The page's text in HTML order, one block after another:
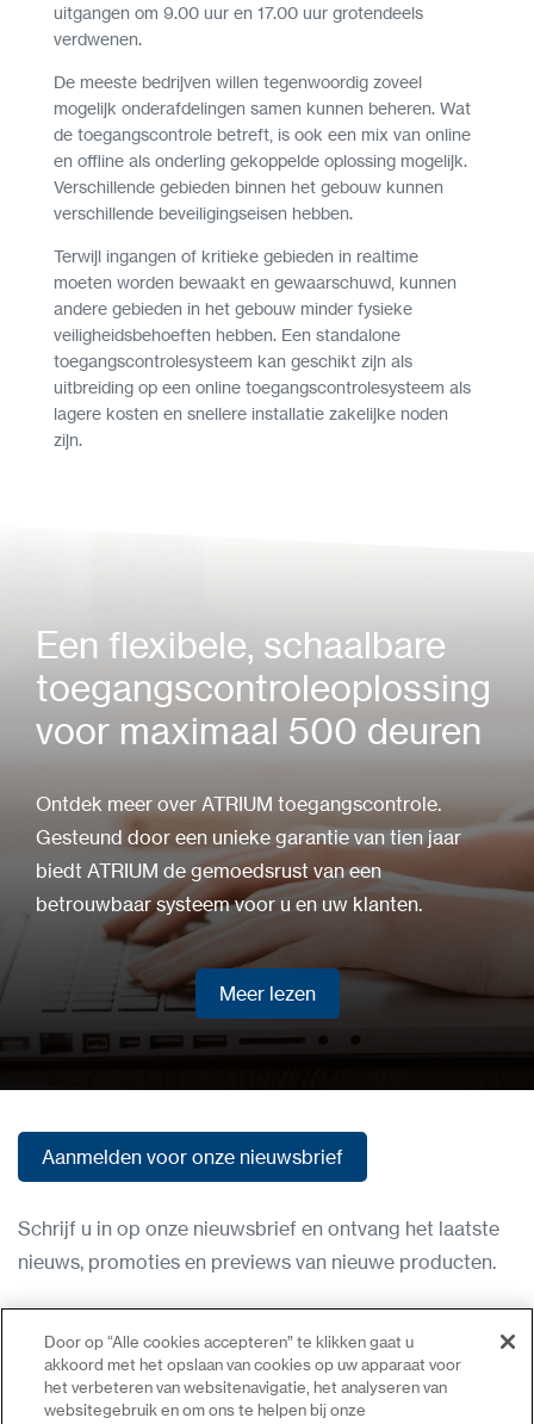
uitgangen om 9.00 uur en 17.00 uur grotendeels
verdwenen.
De meeste bedrijven willen tegenwoordig zoveel
mogelijk onderafdelingen samen kunnen beheren. Wat
de toegangscontrole betreft, is ook een mix van online
en offline als onderling gekoppelde oplossing mogelijk.
Verschillende gebieden binnen het gebouw kunnen
verschillende beveiligingseisen hebben.
Terwijl ingangen of kritieke gebieden in realtime
moeten worden bewaakt en gewaarschuwd, kunnen
andere gebieden in het gebouw minder fysieke
veiligheidsbehoeften hebben. Een standalone
toegangscontrolesysteem kan geschikt zijn als
uitbreiding op een online toegangscontrolesysteem als
lagere kosten en snellere installatie zakelijke noden
zijn.
Een flexibele, schaalbare
toegangscontroleoplossing
voor maximaal 500 deuren
Ontdek meer over ATRIUM toegangscontrole.
Gesteund door een unieke garantie van tien jaar
biedt ATRIUM de gemoedsrust van een
betrouwbaar systeem voor u en uw klanten.
Meer lezen
Meer lezen
Aanmelden voor onze nieuwsbrief
Schrijf u in op onze nieuwsbrief en ontvang het laatste
nieuws, promoties en previews van nieuwe producten.
Gebruiksvoorwaarden
Privacybeleid
Neem contact op
Door op “Alle cookies accepteren” te klikken gaat u
akkoord met het opslaan van cookies op uw apparaat voor
het verbeteren van websitenavigatie, het analyseren van
websitegebruik en om ons te helpen bij onze